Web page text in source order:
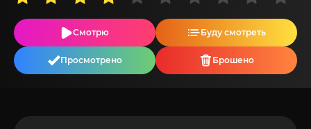
Смотрю Буду смотреть
Просмотрено Брошено